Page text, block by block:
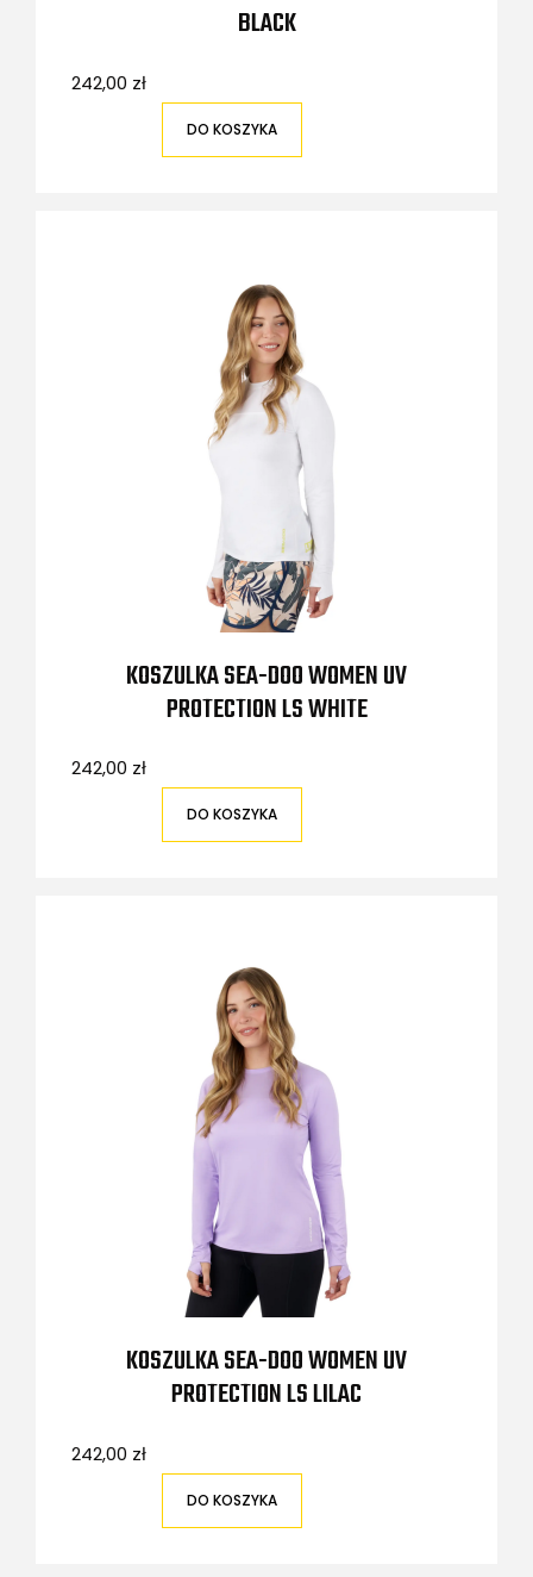
BLACK
242,00 zł
DO KOSZYKA
KOSZULKA SEA-DOO WOMEN UV
PROTECTION LS WHITE
242,00 zł
DO KOSZYKA
KOSZULKA SEA-DOO WOMEN UV
PROTECTION LS LILAC
242,00 zł
DO KOSZYKA